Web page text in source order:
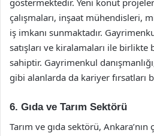
göstermektedir. Yeni konut
çalışmaları, inşaat mühendisleri,
iş imkanı sunmaktadır.
satışları ve kiralamaları ile
sahiptir. Gayrimenkul
gibi alanlarda da kariyer fırsatları
6. Gıda ve Tarım Sektörü
Tarım ve gıda sektörü,